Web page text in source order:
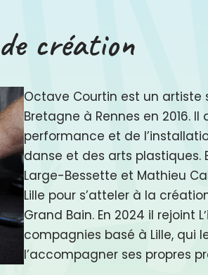
création
Octave Courtin est un artiste
Bretagne à Rennes en 2016.
performance et de
danse et des arts plastiques.
Large-Bessette et Mathieu
Lille pour s’atteler à la
Grand Bain. En 2024 il rejoint
compagnies basé à Lille, qui
l’accompagner ses propres